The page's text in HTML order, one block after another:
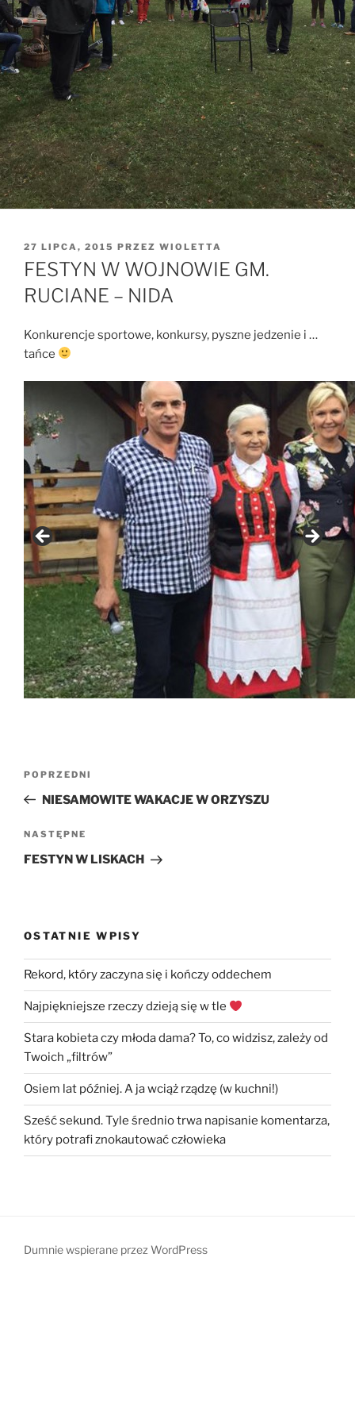
OPUBLIKOWANE
W
27 LIPCA, 2015 PRZEZ WIOLETTA
FESTYN W WOJNOWIE GM.
RUCIANE – NIDA
Konkurencje sportowe, konkursy, pyszne jedzenie i …
tańce
Poprzedni
wpis
POPRZEDNI
NIESAMOWITE WAKACJE W ORZYSZU
Następny
wpis
NASTĘPNE
FESTYN W LISKACH
OSTATNIE WPISY
Rekord, który zaczyna się i kończy oddechem
Najpiękniejsze rzeczy dzieją się w tle
Stara kobieta czy młoda dama? To, co widzisz, zależy od
Twoich „filtrów”
Osiem lat później. A ja wciąż rządzę (w kuchni!)
Sześć sekund. Tyle średnio trwa napisanie komentarza,
który potrafi znokautować człowieka
Dumnie wspierane przez WordPress